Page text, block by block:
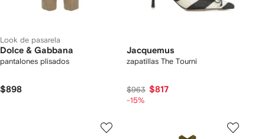
Look de pasarela
Dolce & Gabbana
pantalones plisados
$898
Jacquemus
zapatillas The Tourni
$963 $817
-15%